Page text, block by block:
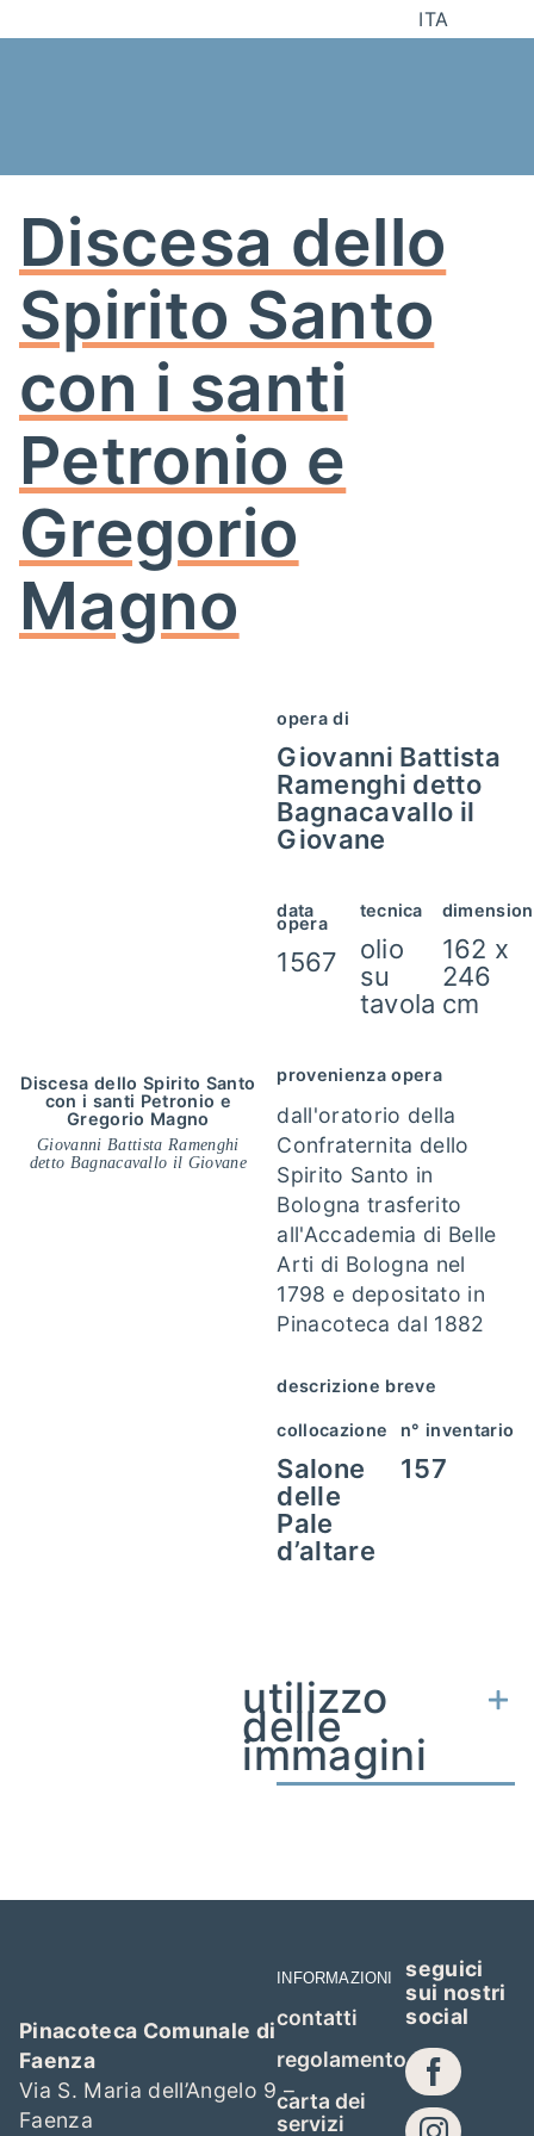
al
ITA
Discesa dello
Spirito Santo
con i santi
Petronio e
Gregorio
Magno
Discesa dello Spirito Santo
con i santi Petronio e
Gregorio Magno
Giovanni Battista Ramenghi
detto Bagnacavallo il Giovane
opera di
Giovanni Battista
Ramenghi detto
Bagnacavallo il
Giovane
data
opera
1567
tecnica
olio
su
tavola
162 x
246
cm
provenienza opera
dall'oratorio della
Confraternita dello
Spirito Santo in
Bologna trasferito
all'Accademia di Belle
Arti di Bologna nel
1798 e depositato in
Pinacoteca dal 1882
descrizione breve
collocazione
Salone
delle
Pale
d’altare
n° inventario
157
utilizzo
delle
immagini
Pinacoteca Comunale di
Faenza
Via S. Maria dell’Angelo 9 –
Faenza
INFORMAZIONI
contatti
regolamento
carta dei
servizi
seguici
sui nostri
social